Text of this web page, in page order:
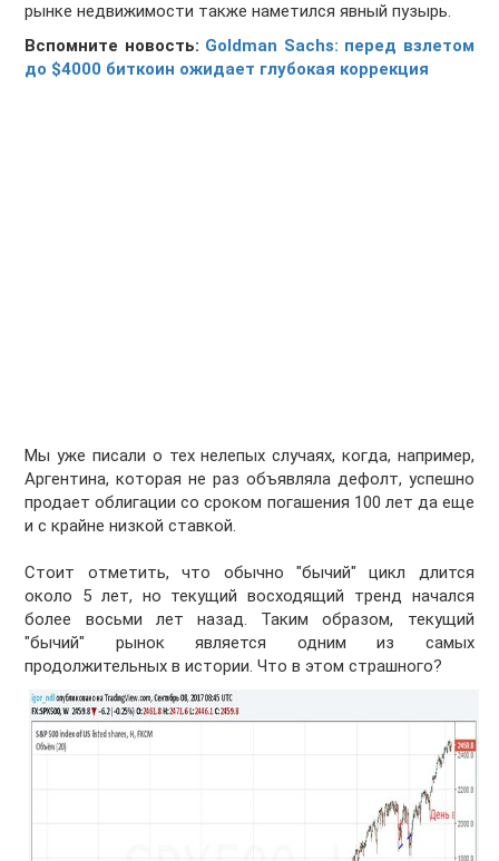
рынке недвижимости также наметился явный пузырь.
Вспомните новость: Goldman Sachs: перед взлетом
до $4000 биткоин ожидает глубокая коррекция
Мы уже писали о тех нелепых случаях, когда, например,
Аргентина, которая не раз объявляла дефолт, успешно
продает облигации со сроком погашения 100 лет да еще
и с крайне низкой ставкой.
Стоит отметить, что обычно "бычий" цикл длится
около 5 лет, но текущий восходящий тренд начался
более восьми лет назад. Таким образом, текущий
"бычий" рынок является одним из самых
продолжительных в истории. Что в этом страшного?